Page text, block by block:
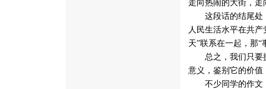
走向热闹的大街，
这段话的结尾处，
人民生活水平在共
天”联系在一起，那“
总之，我们只要提
意义，鉴别它的价
不少同学的作文，